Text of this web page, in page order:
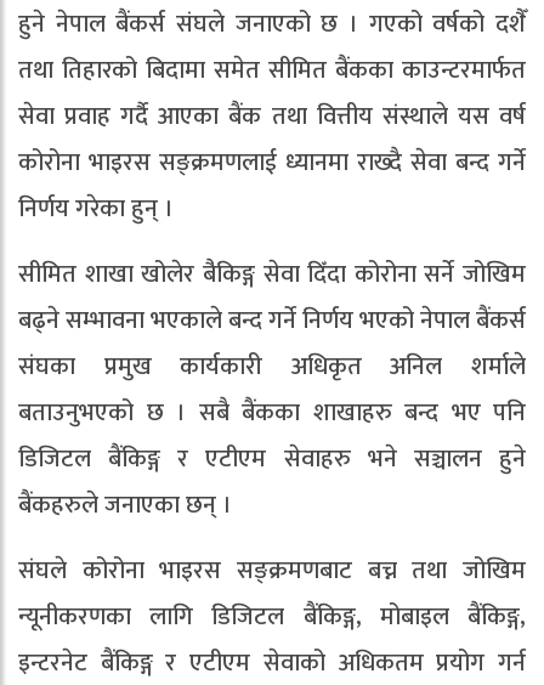
हुने नेपाल बैंकर्स संघले जनाएको छ । गएको वर्षको दशैँ
तथा तिहारको बिदामा समेत सीमित बैंकका काउन्टरमार्फत
सेवा प्रवाह गर्दै आएका बैंक तथा वित्तीय संस्थाले यस वर्ष
कोरोना भाइरस सङ्क्रमणलाई ध्यानमा राख्दै सेवा बन्द गर्ने
निर्णय गरेका हुन् ।
सीमित शाखा खोलेर बै‌ंकिङ्ग सेवा दिँदा कोरोना सर्ने जोखिम
बढ्ने सम्भावना भएकाले बन्द गर्ने निर्णय भएको नेपाल बैंकर्स
संघका प्रमुख कार्यकारी अधिकृत अनिल शर्माले
बताउनुभएको छ । सबै बैंकका शाखाहरु बन्द भए पनि
डिजिटल बैंकिङ्ग र एटीएम सेवाहरु भने सञ्चालन हुने
बैंकहरुले जनाएका छन् ।
संघले कोरोना भाइरस सङ्क्रमणबाट बच्न तथा जोखिम
न्यूनीकरणका लागि डिजिटल बैंकिङ्ग, मोबाइल बैंकिङ्ग,
इन्टरनेट बैंकिङ्ग र एटीएम सेवाको अधिकतम प्रयोग गर्न